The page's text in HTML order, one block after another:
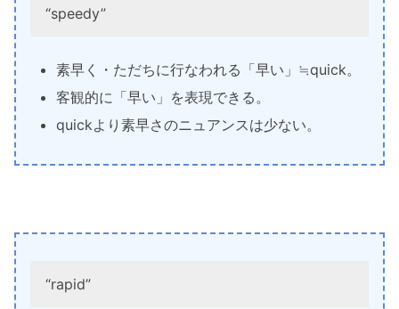
“speedy”
素早く・ただちに行なわれる「早い」≒quick。
客観的に「早い」を表現できる。
quickより素早さのニュアンスは少ない。
“rapid”